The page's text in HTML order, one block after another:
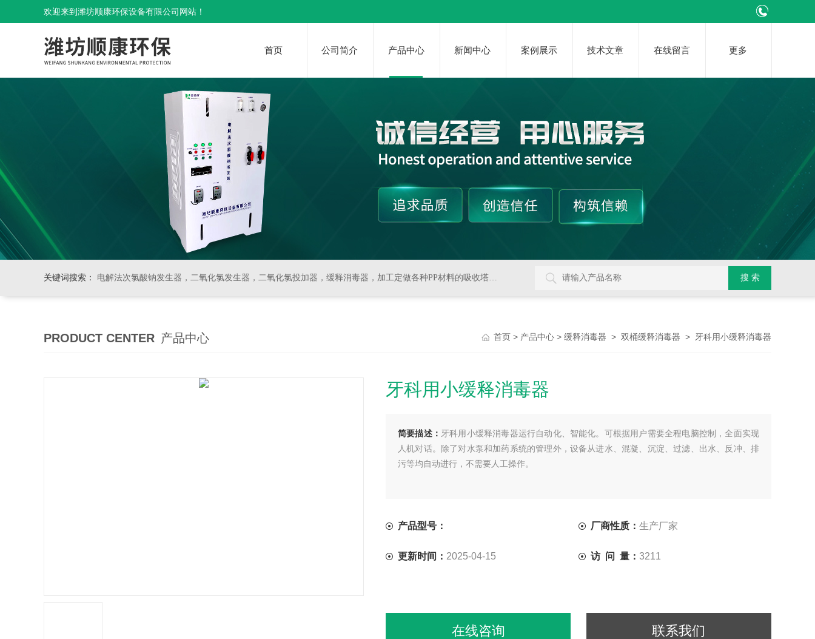
欢迎来到潍坊顺康环保设备有限公司网站！
首页 公司简介 产品中心 新闻中心 案例展示 技术文章 在线留言 更多
关键词搜索： 电解法次氯酸钠发生器，二氧化氯发生器，二氧化氯投加器，缓释消毒器，加工定做各种PP材料的吸收塔尾气处理，排风管道，PVC材料的杀菌，消毒等设备
PRODUCT CENTER 产品中心 首页 > 产品中心 > 缓释消毒器 > 双桶缓释消毒器 > 牙科用小缓释消毒器
牙科用小缓释消毒器
简要描述： 牙科用小缓释消毒器运行自动化、智能化。可根据用户需要全程电脑控制，全面实现
人机对话。除了对水泵和加药系统的管理外，设备从进水、混凝、沉淀、过滤、出水、反冲、排
污等均自动进行，不需要人工操作。
产品型号： 厂商性质： 生产厂家
更新时间： 2025-04-15 访 问 量： 3211
在线咨询 联系我们